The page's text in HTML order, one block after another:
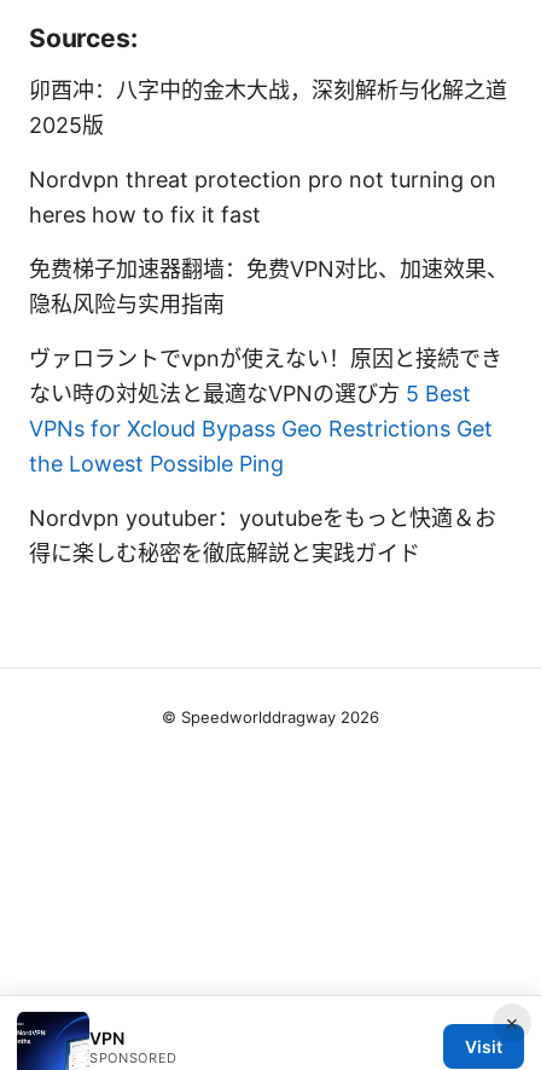
Sources:
卯酉冲：八字中的金木大战，深刻解析与化解之道
2025版
Nordvpn threat protection pro not turning on
heres how to fix it fast
免费梯子加速器翻墙：免费VPN对比、加速效果、
隐私风险与实用指南
ヴァロラントでvpnが使えない！原因と接続でき
ない時の対処法と最適なVPNの選び方 5 Best
VPNs for Xcloud Bypass Geo Restrictions Get
the Lowest Possible Ping
Nordvpn youtuber：youtubeをもっと快適＆お
得に楽しむ秘密を徹底解説と実践ガイド
×
VPN
SPONSORED
Visit
© Speedworlddragway 2026